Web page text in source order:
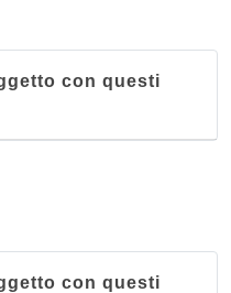
con questi
con questi